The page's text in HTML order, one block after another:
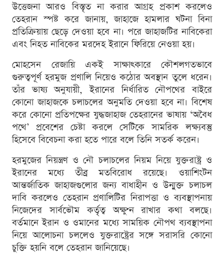
উত্তেজনা আরও বিস্তৃত না করার আগ্রহ প্রকাশ করলেও
তেহরান স্পষ্ট করে জানায়, জাহাজে হামলার ঘটনা বিনা
প্রতিক্রিয়ায় ছেড়ে দেওয়া হবে না। পরে জাহাজটির নাবিকেরা
এবং নিহত নাবিকের মরদেহ ইরানে ফিরিয়ে নেওয়া হয়।
মোহসেন রেজায়ি একই সাক্ষাৎকারে কৌশলগতভাবে
গুরুত্বপূর্ণ হরমুজ প্রণালি নিয়েও কঠোর অবস্থান তুলে ধরেন।
তাঁর ভাষ্য অনুযায়ী, ইরানের নির্ধারিত নৌপথের বাইরে
কোনো জাহাজকে চলাচলের অনুমতি দেওয়া হবে না। বিশেষ
করে কোনো প্রতিপক্ষের যুদ্ধজাহাজ তেহরানের ভাষায় ‘অবৈধ
পথে’ প্রবেশের চেষ্টা করলে সেটিকে সামরিক লক্ষ্যবস্তু
হিসেবে বিবেচনা করা হতে পারে বলে তিনি সতর্ক করেন।
হরমুজের নিয়ন্ত্রণ ও নৌ চলাচলের নিয়ম নিয়ে যুক্তরাষ্ট্র ও
ইরানের মধ্যে তীব্র মতবিরোধ রয়েছে। ওয়াশিংটন
আন্তর্জাতিক জাহাজগুলোর জন্য বাধাহীন ও উন্মুক্ত চলাচল
দাবি করলেও তেহরান প্রণালিটির নিরাপত্তা ও ব্যবস্থাপনায়
নিজেদের সার্বভৌম কর্তৃত্ব অক্ষুণ্ন রাখার কথা বলছে।
বর্তমানে ইরান ও ওমানের মধ্যে সাময়িক নৌপথ ব্যবস্থাপনা
নিয়ে আলোচনা চললেও যুক্তরাষ্ট্রের সঙ্গে সরাসরি কোনো
চুক্তি হয়নি বলে তেহরান জানিয়েছে।